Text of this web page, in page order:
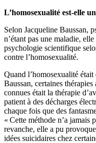
L’homosexualité est-elle
Selon Jacqueline Baussan,
n’étant pas une maladie,
psychologie scientifique
contre l’homosexualité.
Quand l’homosexualité
Baussan, certaines
connues était la thérapie
patient à des décharges
chaque fois que des
« Cette méthode n’a jamais
revanche, elle a pu
idées suicidaires chez